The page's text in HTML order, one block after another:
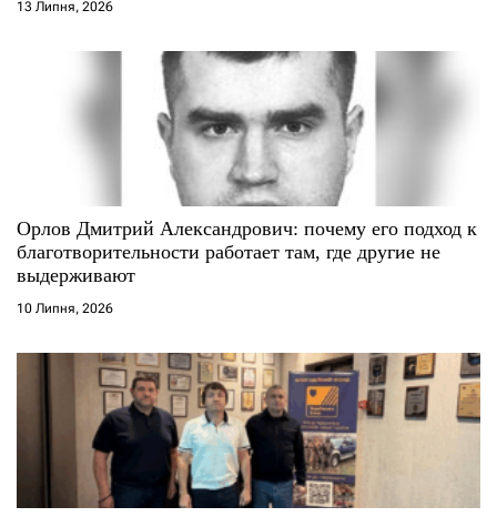
в
13 Липня, 2026
Орлов Дмитрий Александрович: почему его подход к
благотворительности работает там, где другие не
выдерживают
10 Липня, 2026